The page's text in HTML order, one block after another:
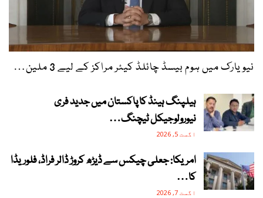
نیویارک میں ہوم بیسڈ چائلڈ کیئر مراکز کے لیے 3 ملین…
ہیلپنگ ہینڈ کا پاکستان میں جدید فری
نیورولوجیکل ٹیچنگ…
اگست 5, 2026
امریکا: جعلی چیکس سے ڈیڑھ کروڑ ڈالر فراڈ، فلوریڈا
کا…
اگست 7, 2026